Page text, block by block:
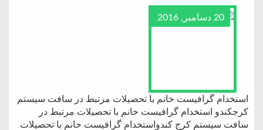
20 دسامبر, 2016
استخدام گرافیست خانم با تحصیلات مرتبط در سافت سیستم
کرجکندو استخدام گرافیست خانم با تحصیلات مرتبط در
سافت سیستم کرج کندواستخدام گرافیست خانم با تحصیلات